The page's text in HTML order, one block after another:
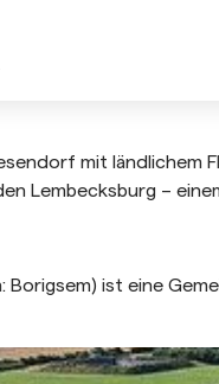
mit ländlichem
Lembecksburg –
Borigsem) ist eine